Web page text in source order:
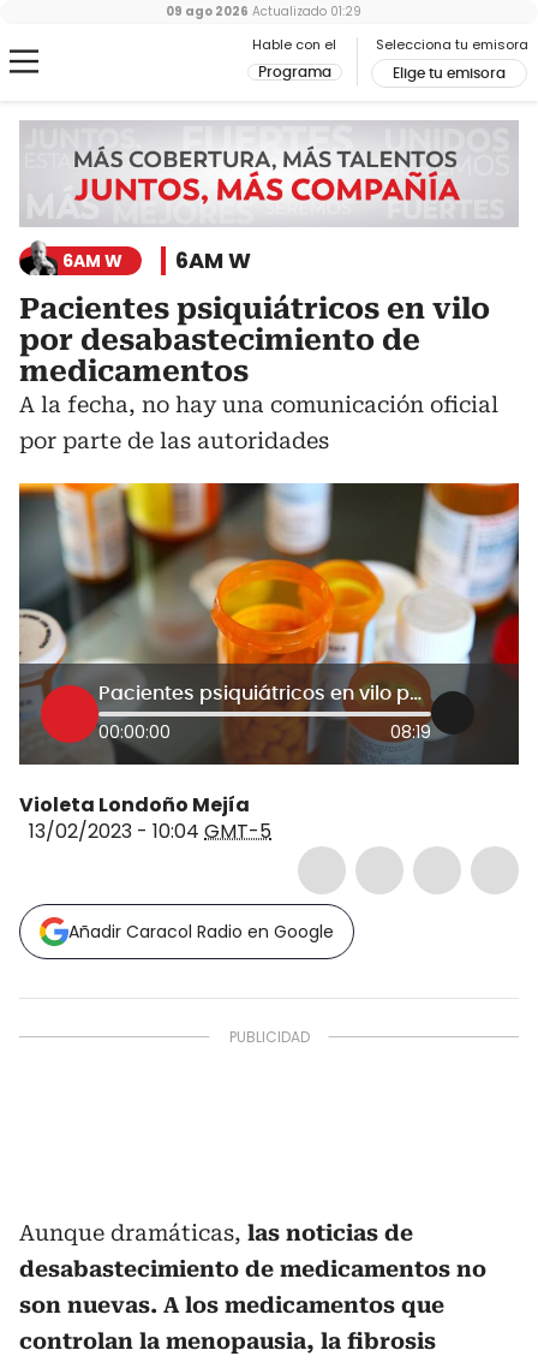
Hable con el
Programa
Selecciona tu emisora
Elige tu emisora
09 ago 2026 Actualizado 01:29
6AM W 6AM W
Pacientes psiquiátricos en vilo
por desabastecimiento de
medicamentos
A la fecha, no hay una comunicación oficial
por parte de las autoridades
Pacientes psiquiátricos en vilo por desabastecimiento de medicamentos
00:00:00 08:19
Violeta Londoño Mejía
13/02/2023 - 10:04 GMT-5
Añadir Caracol Radio en Google
Aunque dramáticas, las noticias de
desabastecimiento de medicamentos no
son nuevas. A los medicamentos que
controlan la menopausia, la fibrosis